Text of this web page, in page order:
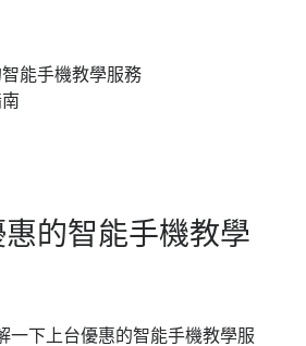
能手機教學服務
惠的智能手機教學
一下上台優惠的智能手機教學服